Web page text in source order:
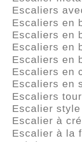
Escaliers
Escaliers en
Escaliers en
Escaliers en
Escaliers en
Escaliers en
Escaliers en
Escaliers
Escalier
Escalier à
Escalier à la